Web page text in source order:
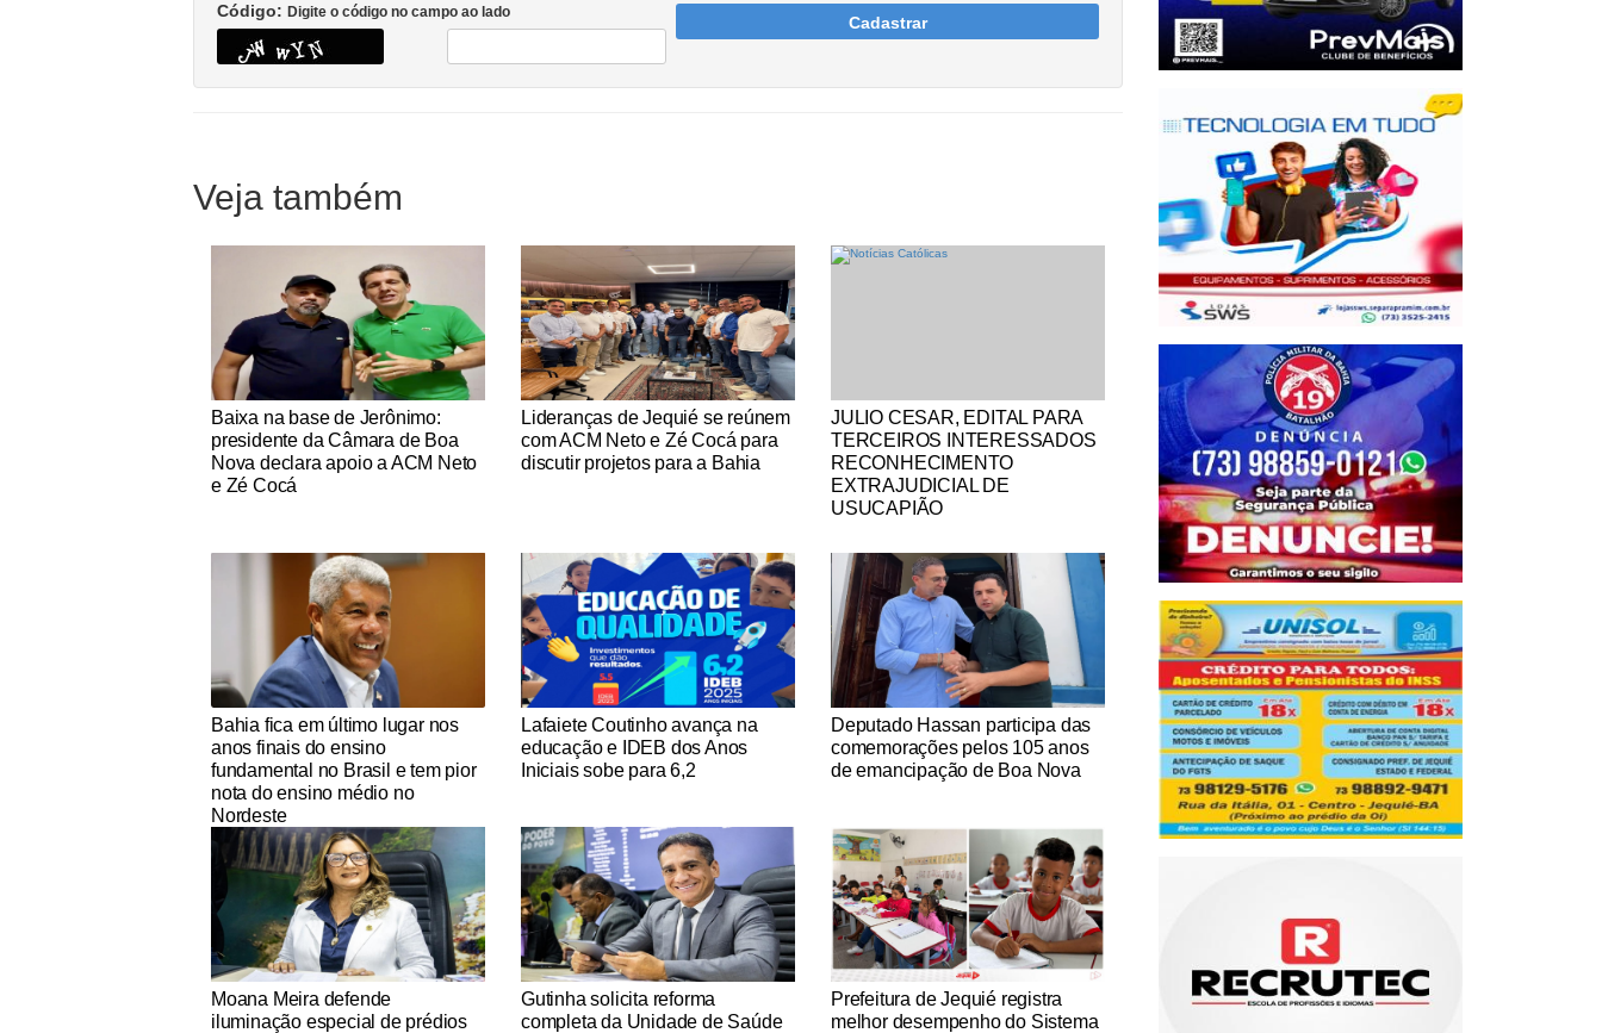
Código: Digite o código no campo ao lado
Cadastrar
Veja também
Notícias Católicas
Baixa na base de Jerônimo:
presidente da Câmara de Boa
Nova declara apoio a ACM Neto
e Zé Cocá
Notícias Católicas
Lideranças de Jequié se reúnem
com ACM Neto e Zé Cocá para
discutir projetos para a Bahia
Notícias Católicas
JULIO CESAR, EDITAL PARA
TERCEIROS INTERESSADOS
RECONHECIMENTO
EXTRAJUDICIAL DE
USUCAPIÃO
Notícias Católicas
Bahia fica em último lugar nos
anos finais do ensino
fundamental no Brasil e tem pior
nota do ensino médio no
Nordeste
Notícias Católicas
Lafaiete Coutinho avança na
educação e IDEB dos Anos
Iniciais sobe para 6,2
Notícias Católicas
Deputado Hassan participa das
comemorações pelos 105 anos
de emancipação de Boa Nova
Notícias Católicas
Moana Meira defende
iluminação especial de prédios
Notícias Católicas
Gutinha solicita reforma
completa da Unidade de Saúde
Notícias Católicas
Prefeitura de Jequié registra
melhor desempenho do Sistema